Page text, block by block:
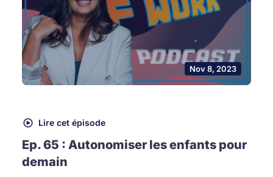
Nov 8, 2023
Lire cet épisode
Ep. 65 : Autonomiser les enfants pour
demain